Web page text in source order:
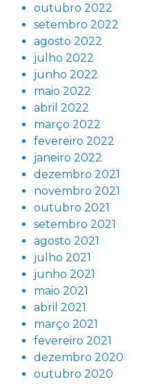
outubro 2022
setembro 2022
agosto 2022
julho 2022
junho 2022
maio 2022
abril 2022
março 2022
fevereiro 2022
janeiro 2022
dezembro 2021
novembro 2021
outubro 2021
setembro 2021
agosto 2021
julho 2021
junho 2021
maio 2021
abril 2021
março 2021
fevereiro 2021
dezembro 2020
outubro 2020